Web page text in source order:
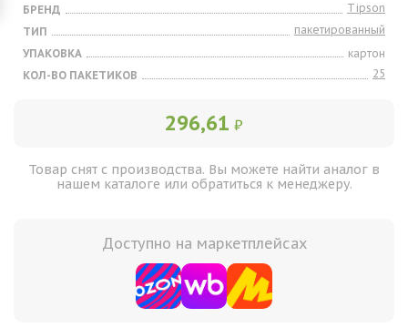
БРЕНД
Tipson
ТИП
пакетированный
УПАКОВКА
картон
КОЛ-ВО ПАКЕТИКОВ
25
296,61 ₽
Товар снят с производства. Вы можете найти аналог в
нашем каталоге или обратиться к менеджеру.
Доступно на маркетплейсах